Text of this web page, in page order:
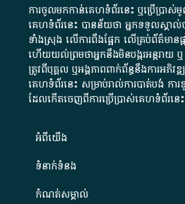
ការចូលមកកាន់គេហទំព័រនេះ ឬប្រើប្រាស់
គេហទំព័រនេះ បានន័យថា អ្នកទទួលស្គាល់
ទាំងស្រុង លើការពឹងផ្អែក លើគ្រប់ព័ត៌មា
ហើយយល់ព្រមថាអ្នកនឹងមិនបង្ករអន្តរាយ
ត្រូវពីបុគ្គល ឬអង្គភាពពាក់ព័ន្ធនឹងការអភិវ
គេហទំព័រនេះ សម្រាប់រាល់ការបាត់បង់ កា
ដែលកើតចេញពីការប្រើប្រាស់គេហទំព័រនេ
អំពី​យើង​
ទំនាក់ទំនង
កំណត់សម្គាល់